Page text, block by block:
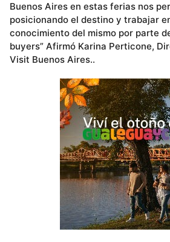
Buenos Aires en estas ferias nos
posicionando el destino y trabajar
conocimiento del mismo por parte
buyers” Afirmó Karina Perticone,
Visit Buenos Aires..